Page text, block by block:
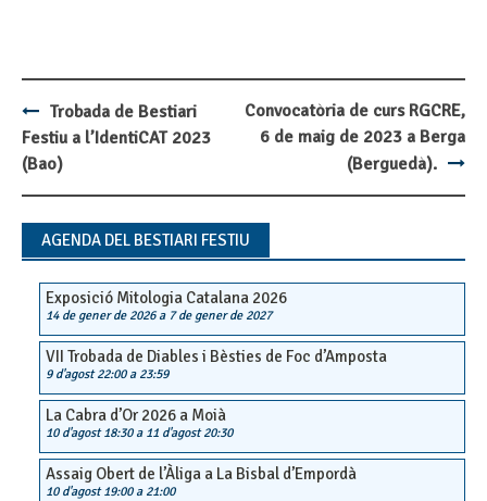
Post
navigation
Trobada de Bestiari
Festiu a l’IdentiCAT 2023
(Bao)
Convocatòria de curs RGCRE,
6 de maig de 2023 a Berga
(Berguedà).
AGENDA DEL BESTIARI FESTIU
Exposició Mitologia Catalana 2026
14 de gener de 2026a 7 de gener de 2027
VII Trobada de Diables i Bèsties de Foc d’Amposta
9 d'agost 22:00a 23:59
La Cabra d’Or 2026 a Moià
10 d'agost 18:30a 11 d'agost 20:30
Assaig Obert de l’Àliga a La Bisbal d’Empordà
10 d'agost 19:00a 21:00